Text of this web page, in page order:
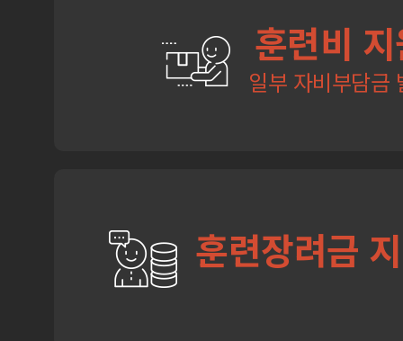
훈련비
일부 자비부담금
훈련장려금